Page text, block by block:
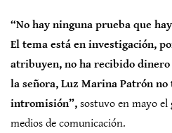
“No hay ninguna prueba que
El tema está en investigación,
atribuyen, no ha recibido
la señora, Luz Marina Patrón
intromisión”, sostuvo en mayo
medios de comunicación.